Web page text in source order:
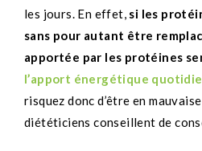
les jours. En effet, si les
sans pour autant être
apportée par les protéines
l’apport énergétique
risquez donc d’être en
diététiciens conseillent de